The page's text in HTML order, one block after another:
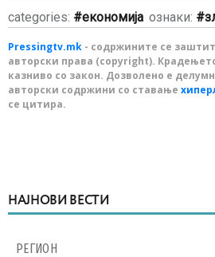
categories: економија ознаки:
Pressingtv.mk - содржините се
авторски права (copyright).
казниво со закон. Дозволено е
авторски содржини со ставање
се цитира.
НАЈНОВИ ВЕСТИ
РЕГИОН